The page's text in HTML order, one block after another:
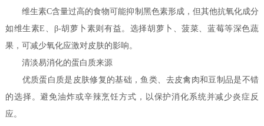
维生素C含量过高的食物可能抑制黑色素形成，但其他抗氧化成分
如维生素E、β-胡萝卜素则有益。选择胡萝卜、菠菜、蓝莓等深色蔬
果，可减少氧化应激对皮肤的影响。
清淡易消化的蛋白质来源
优质蛋白质是皮肤修复的基础，鱼类、去皮禽肉和豆制品是不错
的选择。避免油炸或辛辣烹饪方式，以保护消化系统并减少炎症反
应。